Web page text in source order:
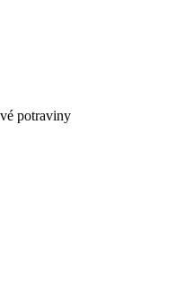
potraviny